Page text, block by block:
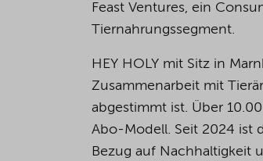
Feast Ventures, ein
Tiernahrungssegment.
HEY HOLY mit Sitz in
Zusammenarbeit mit
abgestimmt ist. Über
Abo-Modell. Seit 2024 ist
Bezug auf Nachhaltigkeit